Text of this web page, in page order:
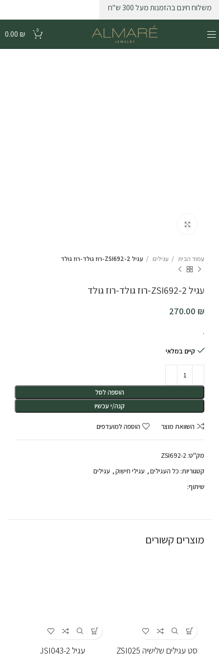
0
0.00 ₪
עמוד הבית עגילים עגיל ZSI692-2-רוז גולד-רוז גולד
עגיל ZSI692-2-רוז גולד-רוז גולד
270.00 ₪
.
קיים במלאי
הוספה לסל
קנה/י עכשיו
השוואת מוצר הוספה למועדפים
מק"ט:ZSI692-2
קטגוריות: כל העגילים, עגילי חישוק, עגילים
שיתוף:
מוצרים קשורים
סט עגילים שלישיה ZSI025 עגיל JSI043-2
משלוח חינם בהזמנות מעל 300 ש"ח